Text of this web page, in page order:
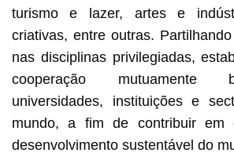
turismo e lazer, artes e
criativas, entre outras.
nas disciplinas privilegiadas,
cooperação mutuamente
universidades, instituições e
mundo, a fim de contribuir em
desenvolvimento sustentável do